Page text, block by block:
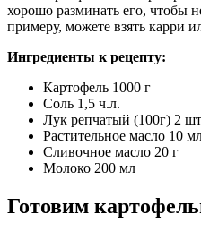
хорошо разминать его, чтобы
примеру, можете взять карри
Ингредиенты к рецепту:
Картофель 1000 г
Соль 1,5 ч.л.
Лук репчатый (100г) 2
Растительное масло 10
Сливочное масло 20 г
Молоко 200 мл
Готовим